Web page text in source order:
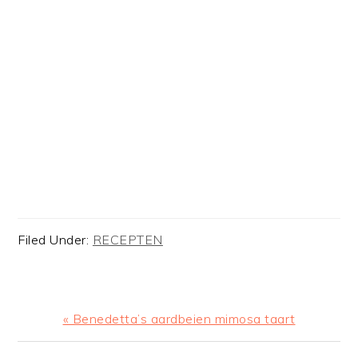
Filed Under: RECEPTEN
Previous
Post:
« Benedetta’s aardbeien mimosa taart